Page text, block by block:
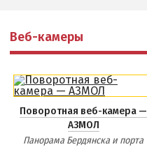
КАРТА БЕРДЯНСКА
Бердянская коса
БЕРДЯНСКАЯ КОСА
Веб-камеры
Поворотная веб-камера —
АЗМОЛ
Панорама Бердянска и порта